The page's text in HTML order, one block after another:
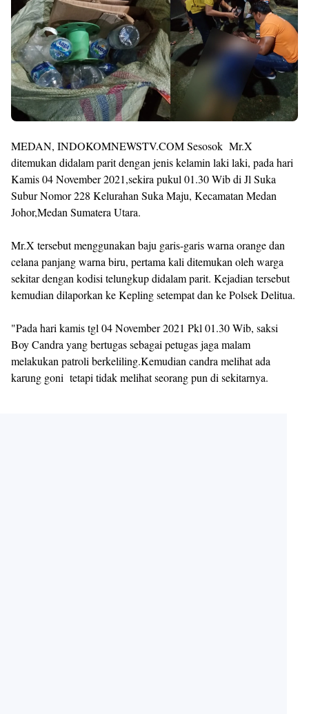
MEDAN, INDOKOMNEWSTV.COM Sesosok Mr.X
ditemukan didalam parit dengan jenis kelamin laki laki, pada hari
Kamis 04 November 2021,sekira pukul 01.30 Wib di Jl Suka
Subur Nomor 228 Kelurahan Suka Maju, Kecamatan Medan
Johor,Medan Sumatera Utara.
Mr.X tersebut menggunakan baju garis-garis warna orange dan
celana panjang warna biru, pertama kali ditemukan oleh warga
sekitar dengan kodisi telungkup didalam parit. Kejadian tersebut
kemudian dilaporkan ke Kepling setempat dan ke Polsek Delitua.
"Pada hari kamis tgl 04 November 2021 Pkl 01.30 Wib, saksi
Boy Candra yang bertugas sebagai petugas jaga malam
melakukan patroli berkeliling.Kemudian candra melihat ada
karung goni tetapi tidak melihat seorang pun di sekitarnya.